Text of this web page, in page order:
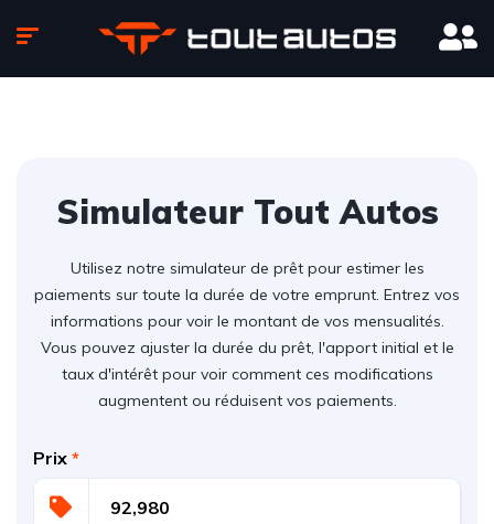
Simulateur Tout Autos
Utilisez notre simulateur de prêt pour estimer les
paiements sur toute la durée de votre emprunt. Entrez vos
informations pour voir le montant de vos mensualités.
Vous pouvez ajuster la durée du prêt, l'apport initial et le
taux d'intérêt pour voir comment ces modifications
augmentent ou réduisent vos paiements.
Prix *